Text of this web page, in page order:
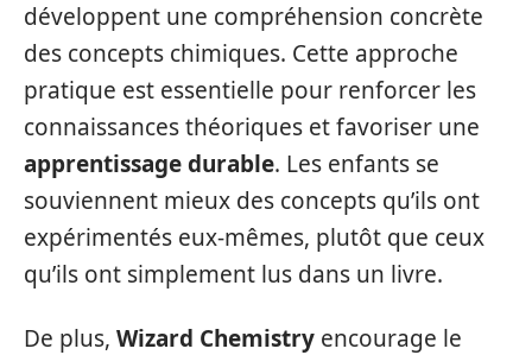
développent une compréhension concrète
des concepts chimiques. Cette approche
pratique est essentielle pour renforcer les
connaissances théoriques et favoriser une
apprentissage durable. Les enfants se
souviennent mieux des concepts qu’ils ont
expérimentés eux-mêmes, plutôt que ceux
qu’ils ont simplement lus dans un livre.
De plus, Wizard Chemistry encourage le